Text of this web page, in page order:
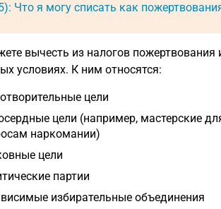
Что я могу списать как
вычесть из налогов
условиях. К ним относятся:
цели
цели (например, мастерские
наркомании)
цели
партии
избирательные объединения